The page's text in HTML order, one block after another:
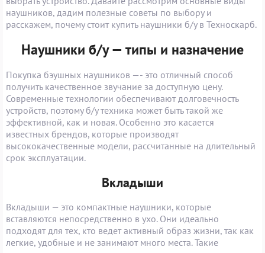
наушников, дадим полезные советы по выбору и
расскажем, почему стоит купить наушники б/у в Техноскарб.
Наушники б/у — типы и назначение
Покупка бэушных наушников —- это отличный способ
получить качественное звучание за доступную цену.
Современные технологии обеспечивают долговечность
устройств, поэтому б/у техника может быть такой же
эффективной, как и новая. Особенно это касается
известных брендов, которые производят
высококачественные модели, рассчитанные на длительный
срок эксплуатации.
Вкладыши
Вкладыши — это компактные наушники, которые
вставляются непосредственно в ухо. Они идеально
подходят для тех, кто ведет активный образ жизни, так как
легкие, удобные и не занимают много места. Такие